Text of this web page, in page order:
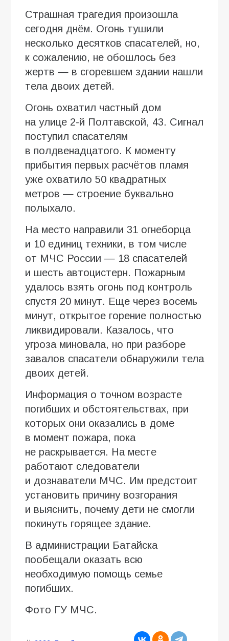
Страшная трагедия произошла
сегодня днём. Огонь тушили
несколько десятков спасателей, но,
к сожалению, не обошлось без
жертв — в сгоревшем здании нашли
тела двоих детей.
Огонь охватил частный дом
на улице 2-й Полтавской, 43. Сигнал
поступил спасателям
в полдвенадцатого. К моменту
прибытия первых расчётов пламя
уже охватило 50 квадратных
метров — строение буквально
полыхало.
На место направили 31 огнеборца
и 10 единиц техники, в том числе
от МЧС России — 18 спасателей
и шесть автоцистерн. Пожарным
удалось взять огонь под контроль
спустя 20 минут. Еще через восемь
минут, открытое горение полностью
ликвидировали. Казалось, что
угроза миновала, но при разборе
завалов спасатели обнаружили тела
двоих детей.
Информация о точном возрасте
погибших и обстоятельствах, при
которых они оказались в доме
в момент пожара, пока
не раскрывается. На месте
работают следователи
и дознаватели МЧС. Им предстоит
установить причину возгорания
и выяснить, почему дети не смогли
покинуть горящее здание.
В администрации Батайска
пообещали оказать всю
необходимую помощь семье
погибших.
Фото ГУ МЧС.